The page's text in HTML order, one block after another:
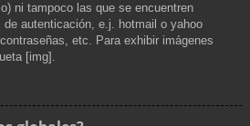
ni tampoco las que se encuentren
autenticación, e.j. hotmail o yahoo
etc. Para exhibir imágenes
[img].